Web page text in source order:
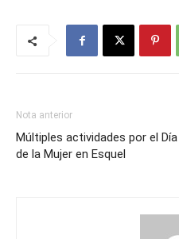
Nota anterior
Múltiples actividades por el Día
de la Mujer en Esquel